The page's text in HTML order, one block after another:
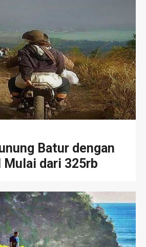
Batur dengan
Mulai dari 325rb